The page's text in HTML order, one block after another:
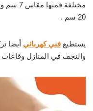
20 سم .
يستطيع فني كهربائي أيضا
والنجف في المنازل وقاعات